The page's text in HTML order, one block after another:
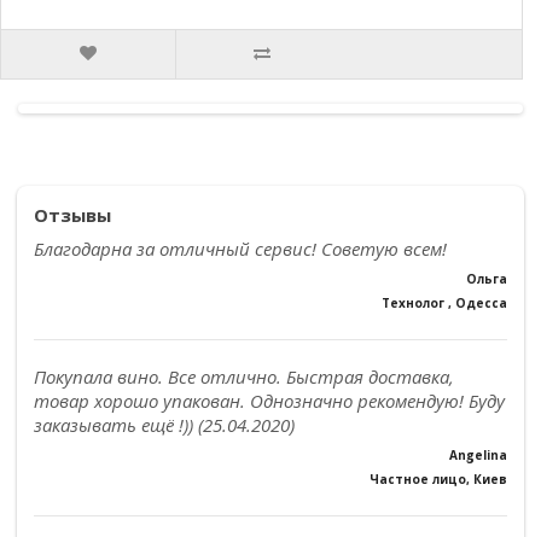
Отзывы
Благодарна за отличный сервис! Советую всем!
Ольга
Технолог , Одесса
Покупала вино. Все отлично. Быстрая доставка,
товар хорошо упакован. Однозначно рекомендую! Буду
заказывать ещё !)) (25.04.2020)
Angelina
Частное лицо, Киев